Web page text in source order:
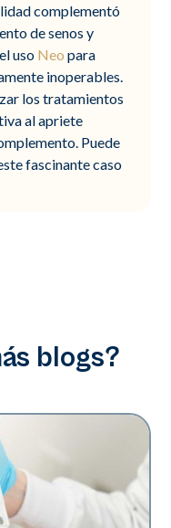
complementó
de senos y
uso Neo para
inoperables.
los tratamientos
al apriete
Puede
fascinante caso
blogs?